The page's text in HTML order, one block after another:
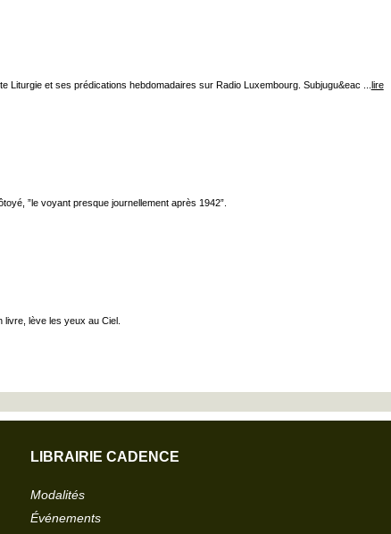
et ses prédications hebdomadaires sur Radio Luxembourg. Subjugu&eac ... lire
”le voyant presque journellement après 1942”.
lève les yeux au Ciel.
LIBRAIRIE CADENCE
Modalités
Événements